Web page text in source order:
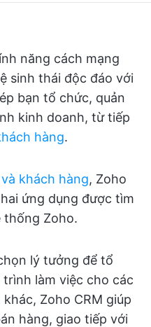
năng cách mạng
sinh thái độc đáo với
bạn tổ chức, quản
kinh doanh, từ tiếp
hàng.
khách hàng, Zoho
ứng dụng được tìm
thống Zoho.
lý tưởng để tổ
làm việc cho các
Zoho CRM giúp
hàng, giao tiếp với